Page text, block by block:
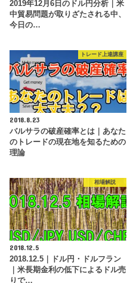
2019年12月6日のドル円分析｜米
中貿易問題が取りざたされる中、
今日の…
トレード上達講座
2018.8.23
バルサラの破産確率とは｜あなた
のトレードの現在地を知るための
理論
相場解説
2018.12.5
2018.12.5｜ドル円・ドルフラン
｜米長期金利の低下によるドル売
りで…